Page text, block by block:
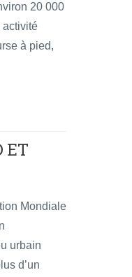
20 000
activité
à pied,
ET
Mondiale
urbain
d’un